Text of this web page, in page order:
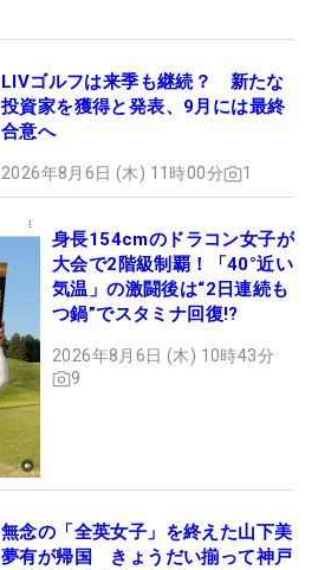
LIVゴルフは来季も継続？ 新たな
投資家を獲得と発表、9月には最終
合意へ
2026年8月6日 (木) 11時00分 1
身長154cmのドラコン女子が
大会で2階級制覇！「40°近い
気温」の激闘後は“2日連続も
つ鍋”でスタミナ回復!?
2026年8月6日 (木) 10時43分
9
無念の「全英女子」を終えた山下美
夢有が帰国 きょうだい揃って神戸